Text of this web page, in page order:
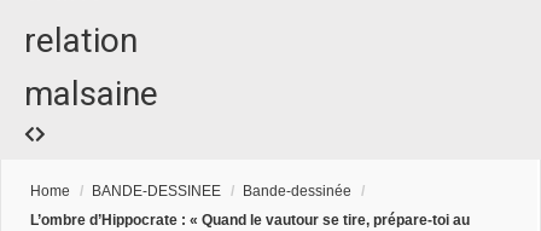
relation
malsaine
Home / BANDE-DESSINEE / Bande-dessinée
/
L’ombre d’Hippocrate : « Quand le vautour se tire, prépare-toi au